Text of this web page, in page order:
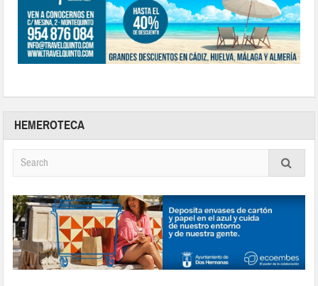
HEMEROTECA